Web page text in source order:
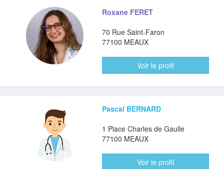
Roxane FERET
70 Rue Saint-Faron
77100 MEAUX
Voir le profil
Pascal BERNARD
1 Place Charles de Gaulle
77100 MEAUX
Voir le profil